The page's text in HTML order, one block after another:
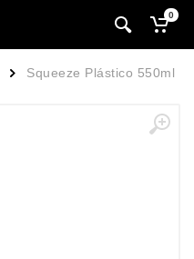
0
Squeeze Plástico 550ml